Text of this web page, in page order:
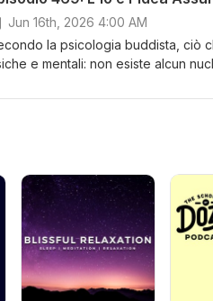
Jun 16th, 2026 4:00 AM
la psicologia buddista, ciò
e mentali: non esiste alcun
un commento nella nostra